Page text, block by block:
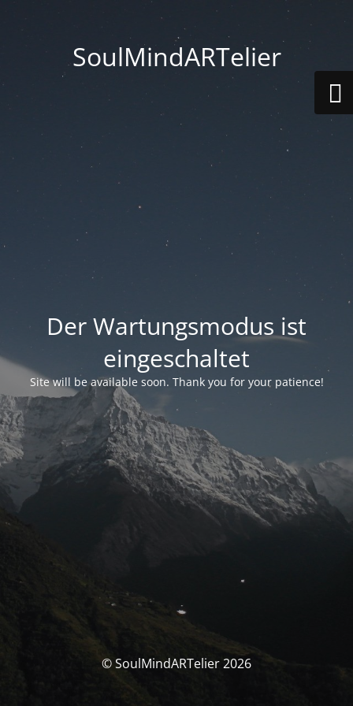
SoulMindARTelier
Der Wartungsmodus ist
eingeschaltet
Site will be available soon. Thank you for your patience!
© SoulMindARTelier 2026